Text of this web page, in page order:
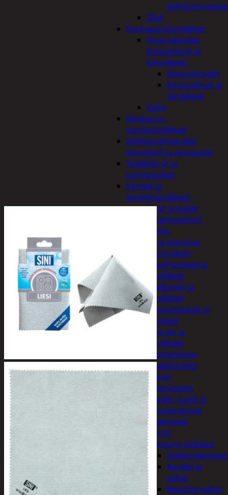
Öljyt
Perävaunutarvikkeet
Hinausköydet,
kiristysliinat ja
kiinnikkeet
Hinausköydet
Kiristysliinat ja
tarvikkeet
Valot
Rengas ja -
vannetarvikkeet
Sähköpotkulaudat,
skootterit ja ajoneuvot
Tukkikärryt ja
juontopulkat
Veneet ja
veneilytarvikkeet
Airot ja melat
Perämoottorit
Piha ja puutarha
Grillaus ja savustus
Piharakennukset
Kasvihuoneet ja
tarvikkeet
Paviljonkit ja
tarvikkeet
Puutarhavajat ja
katokset
Ulko-wc ja
tarvikkeet
Piharakentaminen
Puutarhakalusteet
Keinut
Pehmusteet
Pöydät, tuolit ja
kalusteryhmät
Puutarhakoneet
Kärryt
Metsurin työkalut
Halkomakoneet
Kirveet ja
sahat
Moottorisahat